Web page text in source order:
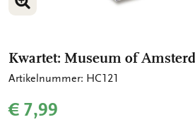
VERGROOT AFBEELDING
Kwartet: Museum of
Artikelnummer: HC121
€ 7,99